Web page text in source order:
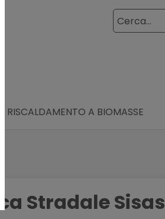
RISCALDAMENTO A BIOMASSE
Stradale Sisas